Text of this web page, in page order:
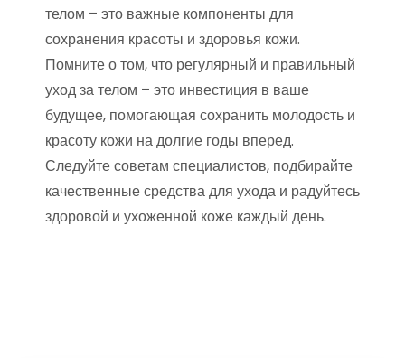
телом – это важные компоненты для
сохранения красоты и здоровья кожи.
Помните о том, что регулярный и правильный
уход за телом – это инвестиция в ваше
будущее, помогающая сохранить молодость и
красоту кожи на долгие годы вперед.
Следуйте советам специалистов, подбирайте
качественные средства для ухода и радуйтесь
здоровой и ухоженной коже каждый день.